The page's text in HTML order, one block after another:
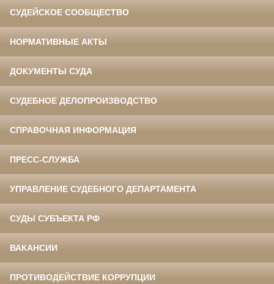
СУДЕЙСКОЕ СООБЩЕСТВО
НОРМАТИВНЫЕ АКТЫ
ДОКУМЕНТЫ СУДА
СУДЕБНОЕ ДЕЛОПРОИЗВОДСТВО
СПРАВОЧНАЯ ИНФОРМАЦИЯ
ПРЕСС-СЛУЖБА
УПРАВЛЕНИЕ СУДЕБНОГО ДЕПАРТАМЕНТА
СУДЫ СУБЪЕКТА РФ
ВАКАНСИИ
ПРОТИВОДЕЙСТВИЕ КОРРУПЦИИ